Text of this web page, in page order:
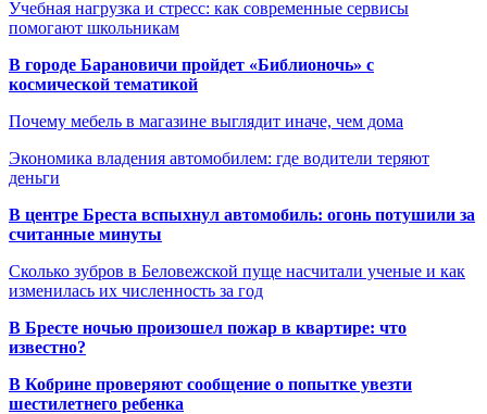
Учебная нагрузка и стресс: как современные сервисы
помогают школьникам
В городе Барановичи пройдет «Библионочь» с
космической тематикой
Почему мебель в магазине выглядит иначе, чем дома
Экономика владения автомобилем: где водители теряют
деньги
В центре Бреста вспыхнул автомобиль: огонь потушили за
считанные минуты
Сколько зубров в Беловежской пуще насчитали ученые и как
изменилась их численность за год
В Бресте ночью произошел пожар в квартире: что
известно?
В Кобрине проверяют сообщение о попытке увезти
шестилетнего ребенка